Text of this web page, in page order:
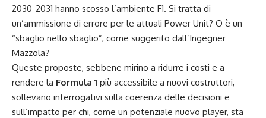
2030-2031 hanno scosso l’ambiente F1. Si tratta di
un’ammissione di errore per le attuali Power Unit? O è un
“sbaglio nello sbaglio”, come suggerito dall’Ingegner
Mazzola?
Queste proposte, sebbene mirino a ridurre i costi e a
rendere la Formula 1 più accessibile a nuovi costruttori,
sollevano interrogativi sulla coerenza delle decisioni e
sull’impatto per chi, come un potenziale nuovo player, sta